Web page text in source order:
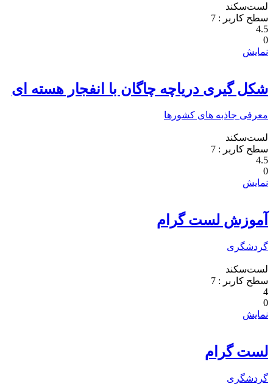
لست‌سکند
سطح کاربر : 7
4.5
0
نمایش
شکل گیری دریاچه چاگان با انفجار هسته ای
معرفی جاذبه های کشورها
لست‌سکند
سطح کاربر : 7
4.5
0
نمایش
آموزش لست گرام
گردشگری
لست‌سکند
سطح کاربر : 7
4
0
نمایش
لست گرام
گردشگری